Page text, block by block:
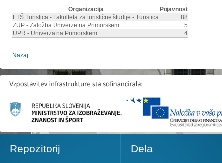
Organizacija
Pojavnost
FTŠ Turistica - Fakulteta za turistične študije - Turistica
88
ZUP - Založba Univerze na Primorskem
5
UPR - Univerza na Primorskem
4
Nazaj
Repozitorij Dela